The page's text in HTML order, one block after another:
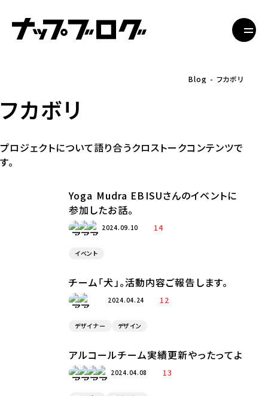
Blog フカボリ
フカボリ
プロジェクトについて語り合うクロストークコンテンツで
す。
Yoga Mudra EBISUさんのイベントに
参加したお話。
2024.09.10 14
イベント
チーム「犬」。活動内容ご報告します。
2024.04.24 12
デザイナー デザイン
アルコールチーム実績更新やったってよ
2024.04.08 13